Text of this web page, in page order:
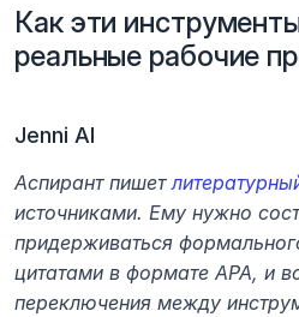
Как эти
реальные рабочие
Jenni AI
Аспирант пишет
источниками. Ему нужно
придерживаться
цитатами в формате APA, и
переключения между